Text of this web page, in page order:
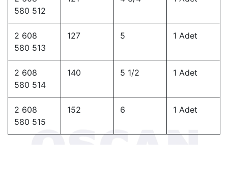
580 512
2 608
580 513
127 5 1 Adet
2 608
580 514
140 5 1/2 1 Adet
2 608
580 515
152 6 1 Adet